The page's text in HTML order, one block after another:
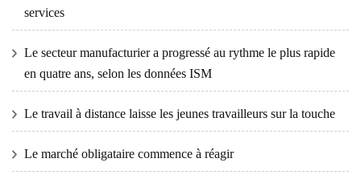
services
Le secteur manufacturier a progressé au rythme le plus rapide
en quatre ans, selon les données ISM
Le travail à distance laisse les jeunes travailleurs sur la touche
Le marché obligataire commence à réagir